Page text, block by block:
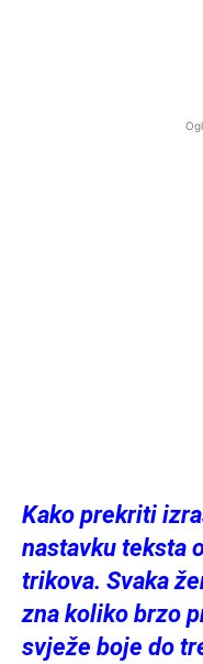
Kako prekriti
nastavku teksta
trikova. Svaka
zna koliko brzo
svježe boje do